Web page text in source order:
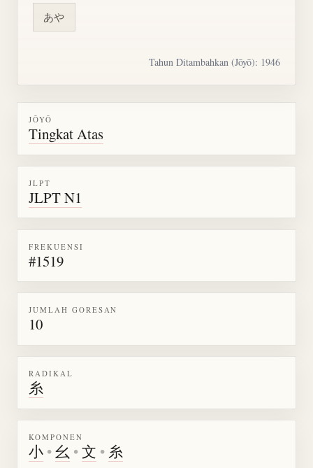
あや
Tahun Ditambahkan (Jōyō): 1946
JŌYŌ
Tingkat Atas
JLPT
JLPT N1
FREKUENSI
#1519
JUMLAH GORESAN
10
RADIKAL
糸
KOMPONEN
小 •幺 •文 • 糸